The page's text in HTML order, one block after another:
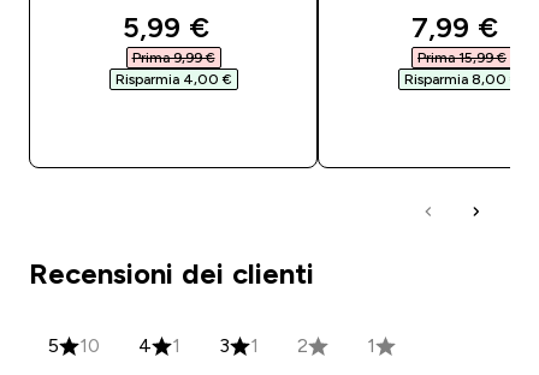
discounted price
5,99 €‎
Prima 9,99 €‎
Risparmia 4,00 €‎
7,99 €‎
Prima 15,99 €‎
Risparmia 8,00 €‎
Recensioni dei clienti
5 10 4 1 3 1 2 1